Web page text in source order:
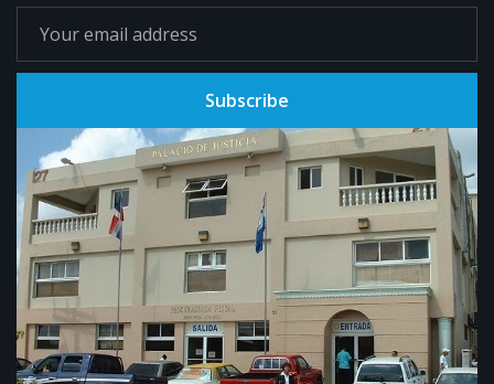
Subscribe